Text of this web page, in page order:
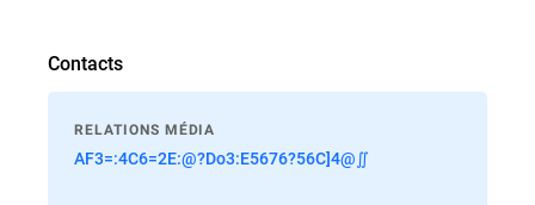
Contacts
RELATIONS MÉDIA
AF3=:4C6=2E:@?Do3:E5676?56C]4@∬